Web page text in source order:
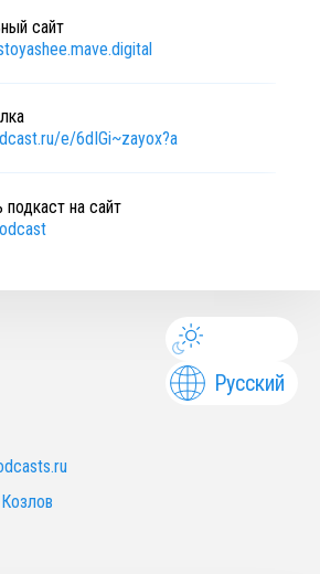
сайт
e/6dIGi~zayox?a
подкаст на сайт
Русский